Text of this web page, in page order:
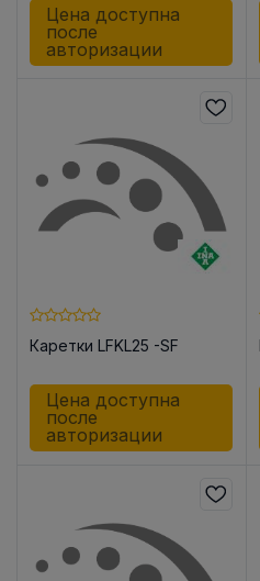
SNS-FN-E-0 (AL)
Цена доступна
после
авторизации
Каретки LFKL25 -SF
Цена доступна
после
авторизации